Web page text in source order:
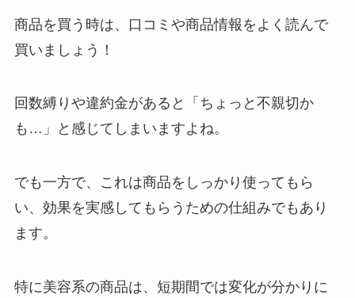
商品を買う時は、口コミや商品情報をよく読んで
買いましょう！
回数縛りや違約金があると「ちょっと不親切か
も…」と感じてしまいますよね。
でも一方で、これは商品をしっかり使ってもら
い、効果を実感してもらうための仕組みでもあり
ます。
特に美容系の商品は、短期間では変化が分かりに